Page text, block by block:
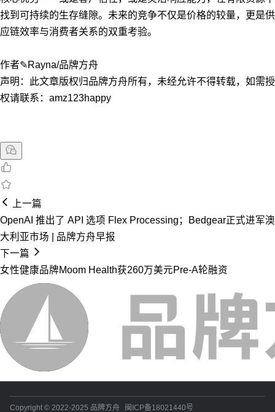
找到可持续的生存缝隙。未来的竞争不仅是价格的较量，更是供
应链效率与消费者关系的双重考验。
作者✎Rayna/品牌方舟
声明：此文章版权归品牌方舟所有，未经允许不得转载，如需授
权请联系：amz123happy
上一篇
OpenAI 推出了 API 选项 Flex Processing；Bedgear正式进军澳
大利亚市场 | 品牌方舟早报
下一篇
女性健康品牌Moom Health获260万美元Pre-A轮融资
Copyright © 2022-2025 品牌方舟 闽ICP备18021440号